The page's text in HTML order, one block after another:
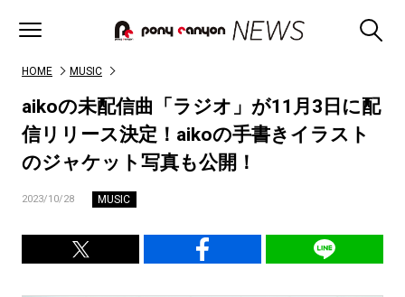
HOME MUSIC
aikoの未配信曲「ラジオ」が11月3日に配
信リリース決定！aikoの手書きイラスト
のジャケット写真も公開！
2023/10/28 MUSIC